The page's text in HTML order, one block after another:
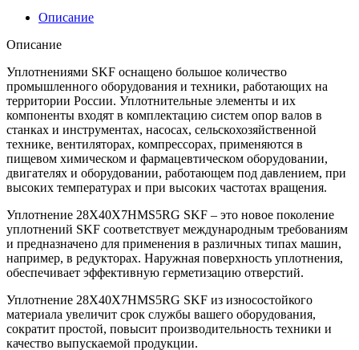
Описание
Описание
Уплотнениями SKF оснащено большое количество
промышленного оборудования и техники, работающих на
территории России. Уплотнительные элементы и их
компоненты входят в комплектацию систем опор валов в
станках и инструментах, насосах, сельскохозяйственной
технике, вентиляторах, компрессорах, применяются в
пищевом химическом и фармацевтическом оборудовании,
двигателях и оборудовании, работающем под давлением, при
высоких температурах и при высоких частотах вращения.
Уплотнение 28X40X7HMS5RG SKF – это новое поколение
уплотнений SKF соответствует международным требованиям
и предназначено для применения в различных типах машин,
например, в редукторах. Наружная поверхность уплотнения,
обеспечивает эффективную герметизацию отверстий.
Уплотнение 28X40X7HMS5RG SKF из износостойкого
материала увеличит срок службы вашего оборудования,
сократит простой, повысит производительность техники и
качество выпускаемой продукции.